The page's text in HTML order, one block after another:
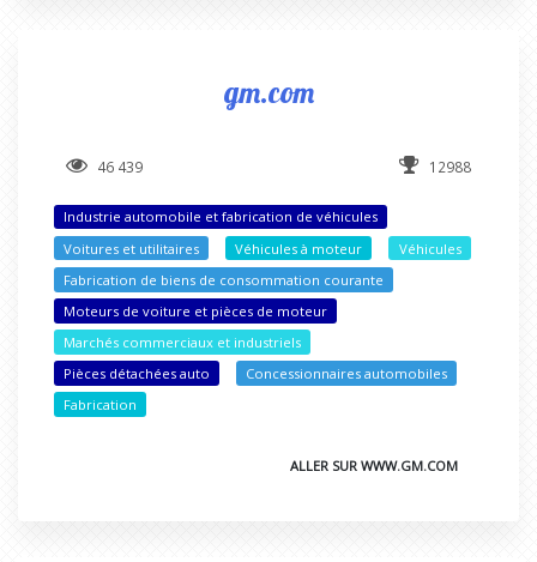
gm.com
46 439 12988
Industrie automobile et fabrication de véhicules
Voitures et utilitaires
Véhicules à moteur
Véhicules
Fabrication de biens de consommation courante
Moteurs de voiture et pièces de moteur
Marchés commerciaux et industriels
Pièces détachées auto
Concessionnaires automobiles
Fabrication
ALLER SUR WWW.GM.COM